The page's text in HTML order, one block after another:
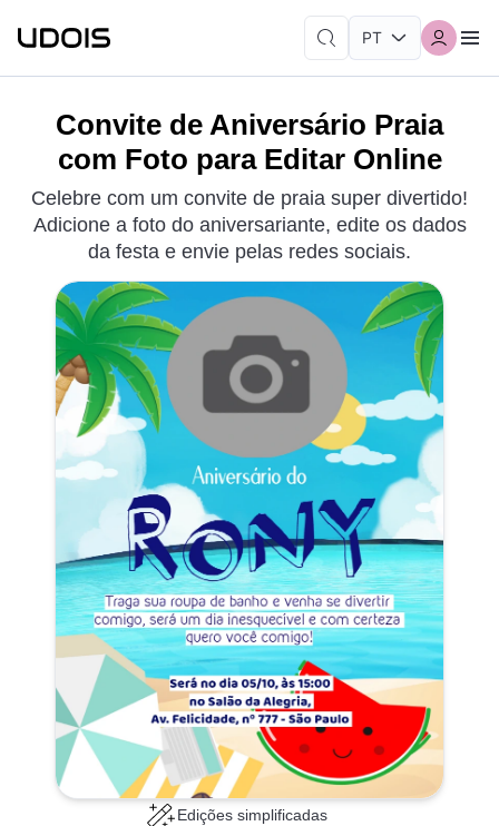
Convite de Aniversário Praia
com Foto para Editar Online
Celebre com um convite de praia super divertido!
Adicione a foto do aniversariante, edite os dados
da festa e envie pelas redes sociais.
Edições simplificadas